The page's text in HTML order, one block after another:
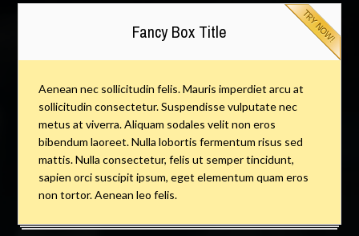
Fancy Box Title
Aenean nec sollicitudin felis. Mauris imperdiet arcu at
sollicitudin consectetur. Suspendisse vulputate nec
metus at viverra. Aliquam sodales velit non eros
bibendum laoreet. Nulla lobortis fermentum risus sed
mattis. Nulla consectetur, felis ut semper tincidunt,
sapien orci suscipit ipsum, eget elementum quam eros
non tortor. Aenean leo felis.